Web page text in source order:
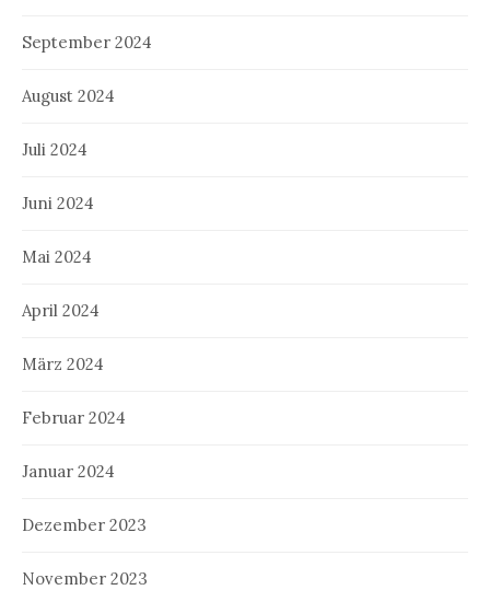
September 2024
August 2024
Juli 2024
Juni 2024
Mai 2024
April 2024
März 2024
Februar 2024
Januar 2024
Dezember 2023
November 2023